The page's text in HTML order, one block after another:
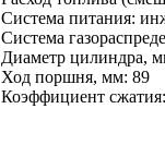
Система питания:
Система
Диaметр цилиндра,
Ход поршня, мм: 89
Коэффициент